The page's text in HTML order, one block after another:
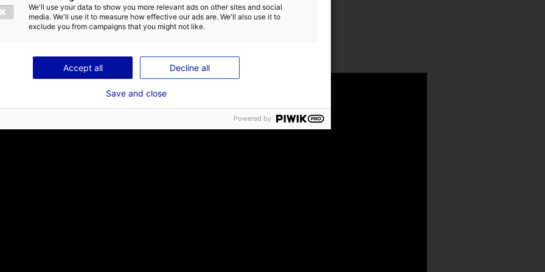
We'll use your data to show you more relevant ads on other sites and social
media. We'll use it to measure how effective our ads are. We'll also use it to
exclude you from campaigns that you might not like.
Accept all Decline all
Save and close
Powered by